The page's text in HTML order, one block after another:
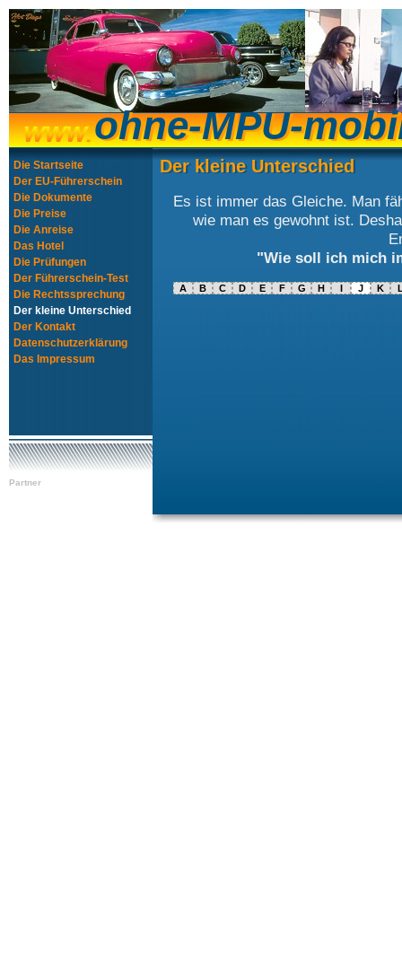
ohne-MPU-
ohne-MPU-
Die Startseite
Der EU-Führerschein
Die Dokumente
Die Preise
Die Anreise
Das Hotel
Die Prüfungen
Der Führerschein-Test
Die Rechtssprechung
Der kleine Unterschied
Der Kontakt
Datenschutzerklärung
Das Impressum
Der kleine Unterschied
Der kleine Unterschied
Es ist immer das Gleiche. Man
wie man es gewohnt ist.
"Wie soll ich mich
A B C D E F G H I J K
Partner